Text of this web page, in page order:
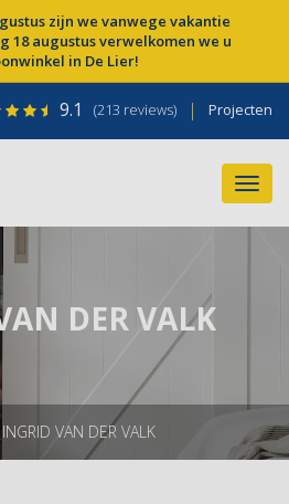
zijn we vanwege vakantie
18 augustus verwelkomen we u
in De Lier!
9.1 (213 reviews) | Projecten
DER VALK
INGRID VAN DER VALK